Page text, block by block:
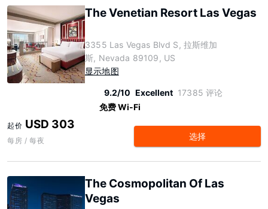
The Venetian Resort Las Vegas
3355 Las Vegas Blvd S, 拉斯维加
斯, Nevada 89109, US
显示地图
9.2/10 Excellent 17385 评论
免费 Wi-Fi
起价 USD 303
每房 / 每夜 选择
The Cosmopolitan Of Las
Vegas